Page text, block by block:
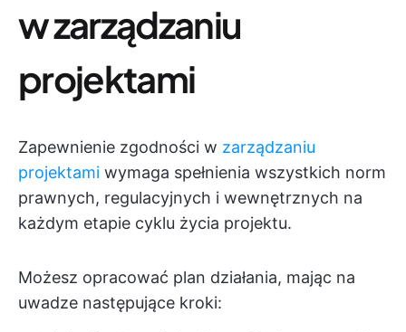
w zarządzaniu
projektami
Zapewnienie zgodności w zarządzaniu
projektami wymaga spełnienia wszystkich norm
prawnych, regulacyjnych i wewnętrznych na
każdym etapie cyklu życia projektu.
Możesz opracować plan działania, mając na
uwadze następujące kroki: